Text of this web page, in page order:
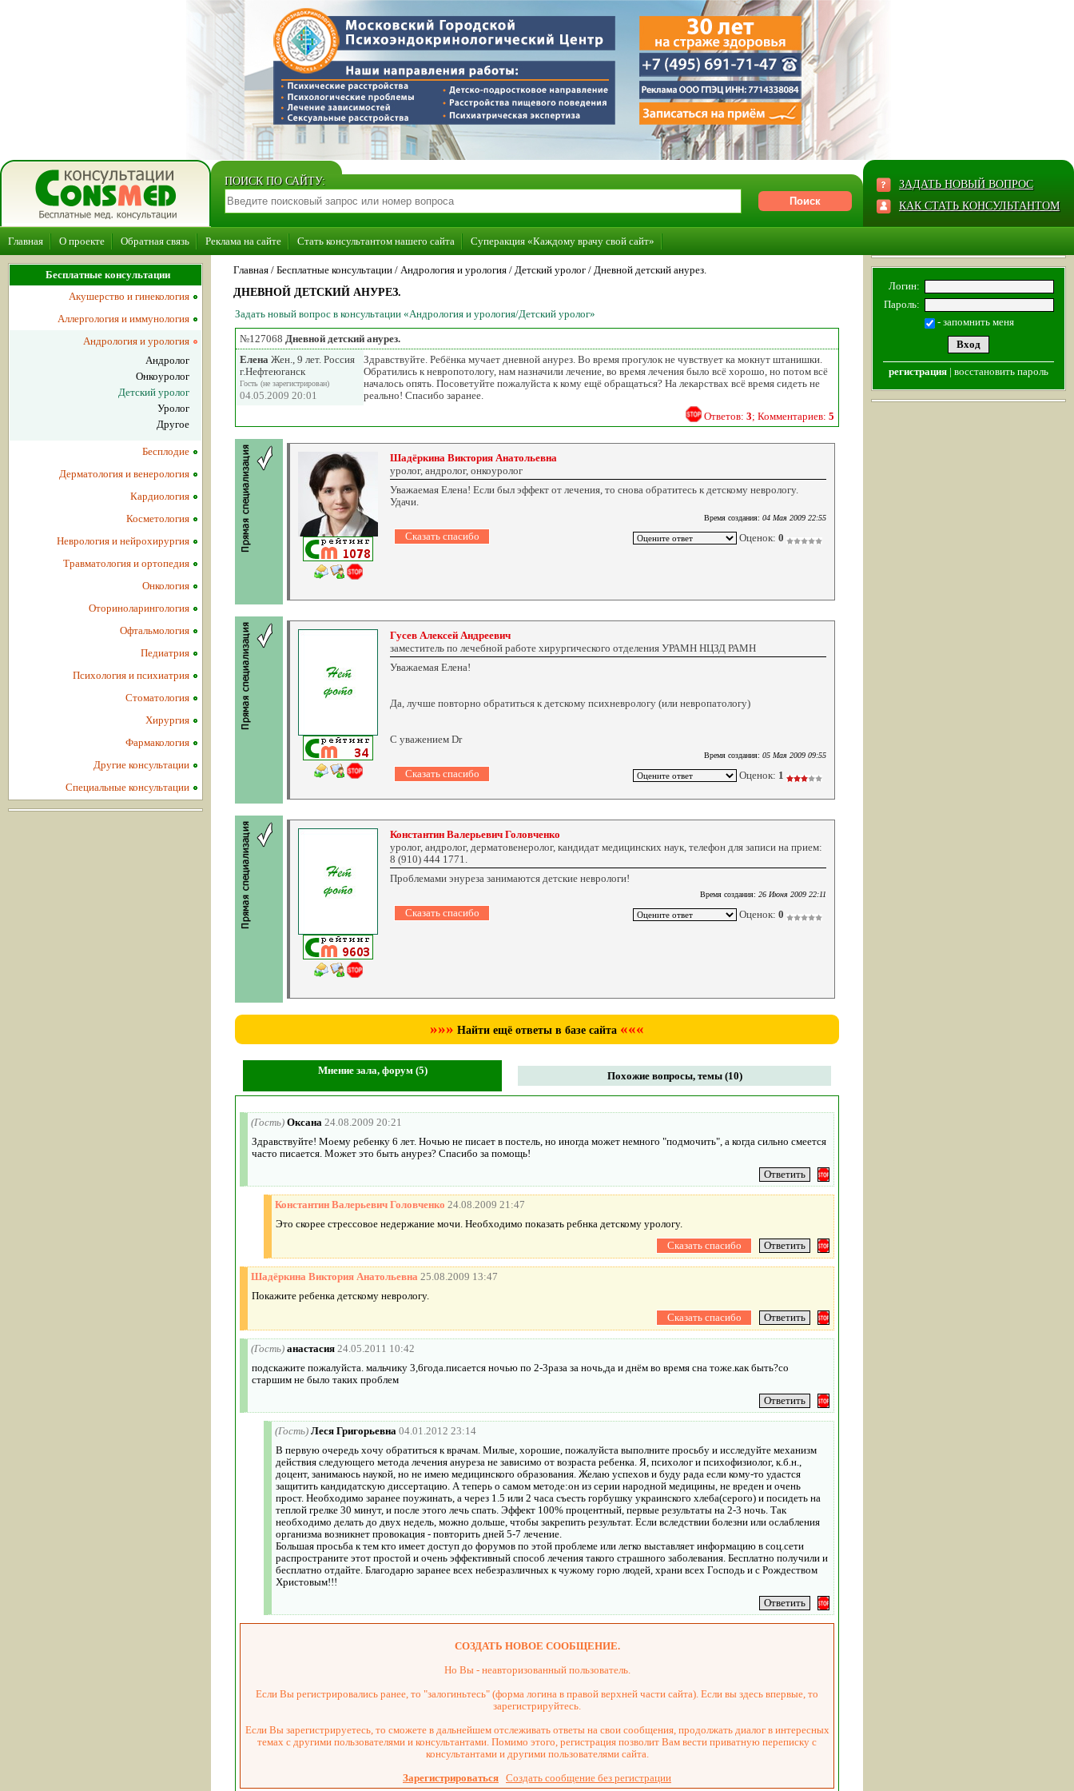
ПОИСК ПО САЙТУ:
ЗАДАТЬ НОВЫЙ ВОПРОС
КАК СТАТЬ КОНСУЛЬТАНТОМ
Главная О проекте Обратная связь Реклама на сайте Стать консультантом нашего сайта Суперакция «Каждому врачу свой сайт»
Главная / Бесплатные консультации / Андрология и урология / Детский уролог / Дневной детский анурез.
ДНЕВНОЙ ДЕТСКИЙ АНУРЕЗ.
Задать новый вопрос в консультации «Андрология и урология/Детский уролог»
№127068 Дневной детский анурез.
Елена Жен., 9 лет. Россия
г.Нефтеюганск
Гость (не зарегистрирован)
04.05.2009 20:01
Здравствуйте. Ребёнка мучает дневной анурез. Во время прогулок не чувствует ка мокнут штанишки.
Обратились к невропотологу, нам назначили лечение, во время лечения было всё хорошо, но потом всё
началось опять. Посоветуйте пожалуйста к кому ещё обращаться? На лекарствах всё время сидеть не
реально! Спасибо заранее.
Ответов: 3; Комментариев: 5
Шадёркина Виктория Анатольевна
уролог, андролог, онкоуролог
Уважаемая Елена! Если был эффект от лечения, то снова обратитесь к детскому неврологу.
Удачи.
Время создания: 04 Мая 2009 22:55
Оценок: 0
Гусев Алексей Андреевич
заместитель по лечебной работе хирургического отделения УРАМН НЦЗД РАМН
Уважаемая Елена!
Да, лучше повторно обратиться к детскому психневрологу (или невропатологу)
С уважением Dr
Время создания: 05 Мая 2009 09:55
Оценок: 1
Константин Валерьевич Головченко
уролог, андролог, дерматовенеролог, кандидат медицинских наук, телефон для записи на прием:
8 (910) 444 1771.
Проблемами энуреза занимаются детские неврологи!
Время создания: 26 Июня 2009 22:11
Оценок: 0
»»» Найти ещё ответы в базе сайта «««
Мнение зала, форум (5) Похожие вопросы, темы (10)
(Гость) Оксана 24.08.2009 20:21
Здравствуйте! Моему ребенку 6 лет. Ночью не писает в постель, но иногда может немного "подмочить", а когда сильно смеется
часто писается. Может это быть анурез? Спасибо за помощь!
Константин Валерьевич Головченко 24.08.2009 21:47
Это скорее стрессовое недержание мочи. Необходимо показать ребнка детскому урологу.
Шадёркина Виктория Анатольевна 25.08.2009 13:47
Покажите ребенка детскому неврологу.
(Гость) анастасия 24.05.2011 10:42
подскажите пожалуйста. мальчику 3,6года.писается ночью по 2-3раза за ночь,да и днём во время сна тоже.как быть?со
старшим не было таких проблем
(Гость) Леся Григорьевна 04.01.2012 23:14
В первую очередь хочу обратиться к врачам. Милые, хорошие, пожалуйста выполните просьбу и исследуйте механизм
действия следующего метода лечения ануреза не зависимо от возраста ребенка. Я, психолог и психофизиолог, к.б.н.,
доцент, занимаюсь наукой, но не имею медицинского образования. Желаю успехов и буду рада если кому-то удастся
защитить кандидатскую диссертацию. А теперь о самом методе:он из серии народной медицины, не вреден и очень
прост. Необходимо заранее поужинать, а через 1.5 или 2 часа съесть горбушку украинского хлеба(серого) и посидеть на
теплой грелке 30 минут, и после этого лечь спать. Эффект 100% процентный, первые результаты на 2-3 ночь. Так
необходимо делать до двух недель, можно дольше, чтобы закрепить результат. Если вследствии болезни или ослабления
организма возникнет провокация - повторить дней 5-7 лечение.
Большая просьба к тем кто имеет доступ до форумов по этой проблеме или легко выставляет информацию в соц.сети
распространите этот простой и очень эффективный способ лечения такого страшного заболевания. Бесплатно получили и
бесплатно отдайте. Благодарю заранее всех небезразличных к чужому горю людей, храни всех Господь и с Рождеством
Христовым!!!
СОЗДАТЬ НОВОЕ СООБЩЕНИЕ.
Но Вы - неавторизованный пользователь.
Если Вы регистрировались ранее, то "залогиньтесь" (форма логина в правой верхней части сайта). Если вы здесь впервые, то
зарегистрируйтесь.
Если Вы зарегистрируетесь, то сможете в дальнейшем отслеживать ответы на свои сообщения, продолжать диалог в интересных
темах с другими пользователями и консультантами. Помимо этого, регистрация позволит Вам вести приватную переписку с
консультантами и другими пользователями сайта.
Зарегистрироваться Создать сообщение без регистрации
Бесплатные консультации
Акушерство и гинекология
Аллергология и иммунология
Андрология и урология
Андролог
Онкоуролог
Детский уролог
Уролог
Другое
Бесплодие
Дерматология и венерология
Кардиология
Косметология
Неврология и нейрохирургия
Травматология и ортопедия
Онкология
Оториноларингология
Офтальмология
Педиатрия
Психология и психиатрия
Стоматология
Хирургия
Фармакология
Другие консультации
Специальные консультации
Логин:
Пароль:
- запомнить меня
регистрация | восстановить пароль